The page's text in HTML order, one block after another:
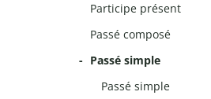
Participe présent
Passé composé
Passé simple
Passé simple